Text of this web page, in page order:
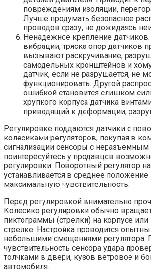
повреждениям изоляции,
Лучше продумать безопасное
проводов сразу, не дожидаясь
Ненадежное крепление
вибрации, тряска опор датчиков
вызывают раскручивание,
самодельных кронштейнов и
датчик, если не разрушается, не
функционировать. Другой
ошибкой становится слишком
хрупкого корпуса датчика
приводящий к деформации,
Регулировке поддаются датчики с
колесиками регуляторов, покупая в
сигнализации сенсоры с неразъемным
поинтересуйтесь у продавцов
регулировки. Поворотный регулятор
устанавливается в среднее положение
максимальную чувствительность.
Перед регулировкой внимательно
Колесико регулировки обычно
пиктограммы (стрелки) на корпусе или
стрелке. Настройка проводится
небольшими смещениями регулятора.
чувствительность сенсора удара
толчками в двери, кузов ветровое и
автомобиля.